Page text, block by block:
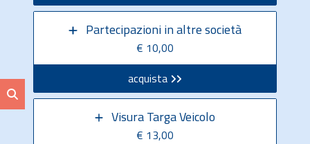
Partecipazioni in altre società
€ 10,00
acquista
Visura Targa Veicolo
€ 13,00